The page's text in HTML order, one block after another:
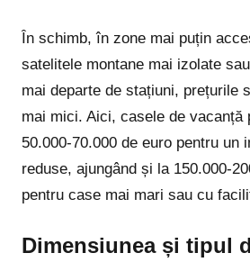
În schimb, în zone mai puțin
satelitele montane mai izolate
mai departe de stațiuni, prețurile
mai mici. Aici, casele de vacanță
50.000-70.000 de euro pentru un
reduse, ajungând și la 150.000-
pentru case mai mari sau cu
Dimensiunea și tipul